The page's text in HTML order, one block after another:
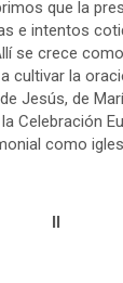
que la
e intentos
se crece
la
Jesús, de
Celebración
como
II